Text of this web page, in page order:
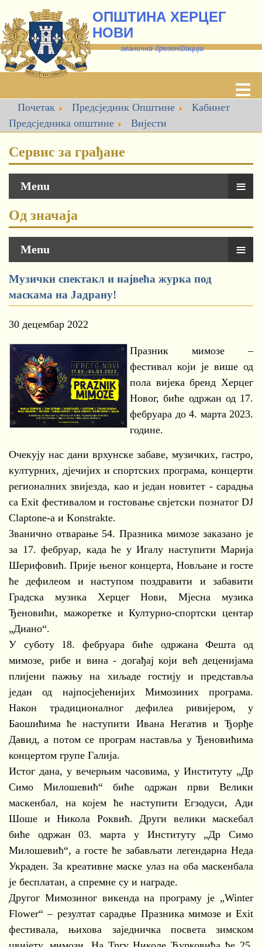
ОПШТИНА ХЕРЦЕГ
НОВИ
званична презентација
Почетак Предсједник Општине
Кабинет
Предсједника oпштине
Вијести
Сервис за грађане
Menu ≡
Од значаја
Menu ≡
Музички спектакл и највећа журка под
маскама на Јадрану!
30 децембар 2022
Празник мимозе –
фестивал који је више од
пола вијека бренд Херцег
Новог, биће одржан од 17.
фебруара до 4. марта 2023.
године.
Очекују нас дани врхунске забаве, музичких, гастро,
културних, дјечијих и спортских програма, концерти
регионалних звијезда, као и један новитет - сарадња
са Exit фестивалом и гостовање свјетски познатог DJ
Claptone-a и Konstrakte.
Званично отварање 54. Празника мимозе заказано је
за 17. фебруар, када ће у Игалу наступити Марија
Шерифовић. Прије њеног концерта, Новљане и госте
ће дефилеом и наступом поздравити и забавити
Градска музика Херцег Нови, Мјесна музика
Ђеновићи, мажоретке и Културно-спортски центар
„Диано“.
У суботу 18. фебруара биће одржана Фешта од
мимозе, рибе и вина - догађај који већ деценијама
плијени пажњу на хиљаде гостију и представља
један од најпосјећенијих Мимозиних програма.
Након традиционалног дефилеа ривијером, у
Баошићима ће наступити Ивана Негатив и Ђорђе
Давид, а потом се програм наставља у Ђеновићима
концертом групе Галија.
Истог дана, у вечерњим часовима, у Институту „Др
Симо Милошевић“ биће одржан први Велики
маскенбал, на којем ће наступити Егзодуси, Ади
Шоше и Никола Роквић. Други велики маскебал
биће одржан 03. марта у Институту „Др Симо
Милошевић“, а госте ће забављати легендарна Неда
Украден. За креативне маске улаз на оба маскенбала
је бесплатан, а спремне су и награде.
Другог Мимозиног викенда на програму је „Winter
Flower“ – резултат сарадње Празника мимозе и Exit
фестивала, њихова заједничка посвета зимском